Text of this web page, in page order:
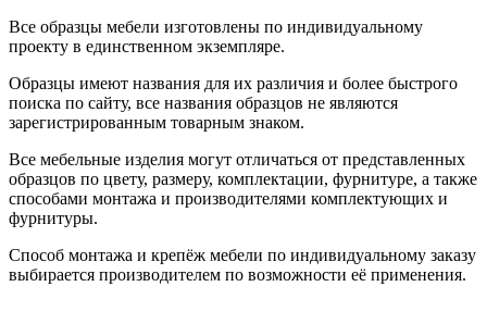
Все образцы мебели изготовлены по индивидуальному
проекту в единственном экземпляре.
Образцы имеют названия для их различия и более быстрого
поиска по сайту, все названия образцов не являются
зарегистрированным товарным знаком.
Все мебельные изделия могут отличаться от представленных
образцов по цвету, размеру, комплектации, фурнитуре, а также
способами монтажа и производителями комплектующих и
фурнитуры.
Способ монтажа и крепёж мебели по индивидуальному заказу
выбирается производителем по возможности её применения.